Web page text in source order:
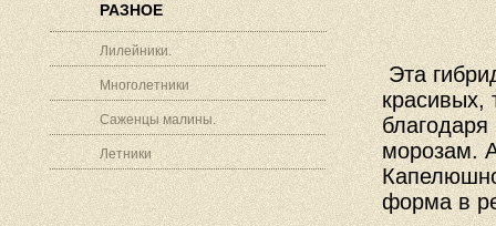
РАЗНОЕ
Лилейники.
Многолетники
Саженцы малины.
Летники
Эта
красивых,
морозам.
форма в